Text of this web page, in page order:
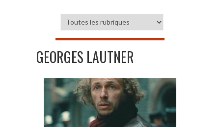
GEORGES LAUTNER